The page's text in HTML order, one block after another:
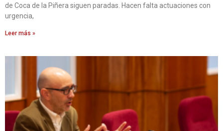
de Coca de la Piñera siguen paradas. Hacen falta actuaciones con
urgencia,
Leer más »